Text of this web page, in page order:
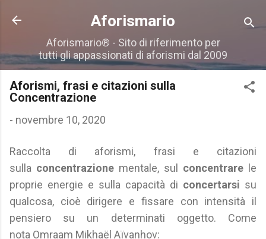
Passa ai contenuti principali
Aforismario
Aforismario® - Sito di riferimento per
tutti gli appassionati di aforismi dal 2009
Aforismi, frasi e citazioni sulla
Concentrazione
- novembre 10, 2020
Raccolta di aforismi, frasi e citazioni
sulla concentrazione mentale, sul concentrare
le
proprie energie e sulla capacità di concertarsi su
qualcosa, cioè dirigere e fissare con intensità il
pensiero su un determinati oggetto. Come
nota Omraam Mikhaël Aïvanhov: